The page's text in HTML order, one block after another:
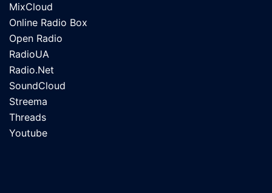
MixCloud
Online Radio Box
Open Radio
RadioUA
Radio.Net
SoundCloud
Streema
Threads
Youtube